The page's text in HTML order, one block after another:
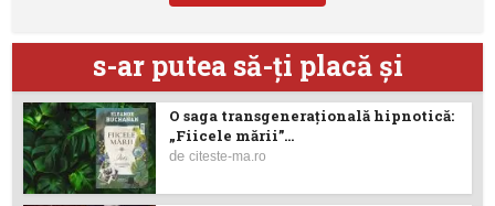
s-ar putea să-ţi placă şi
O saga transgenerațională hipnotică:
„Fiicele mării”...
deciteste-ma.ro